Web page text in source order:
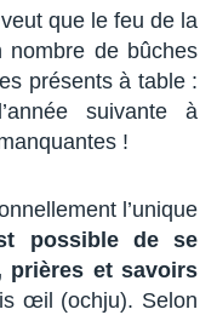
que le feu de la
nombre de bûches
présents à table :
suivante à
!
l’unique
possible de se
prières et savoirs
œil (ochju). Selon